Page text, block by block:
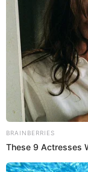
Papá de
amor tras
querer de ser
El papá de la
inicios de su hija en
colegio.
Redacción EP